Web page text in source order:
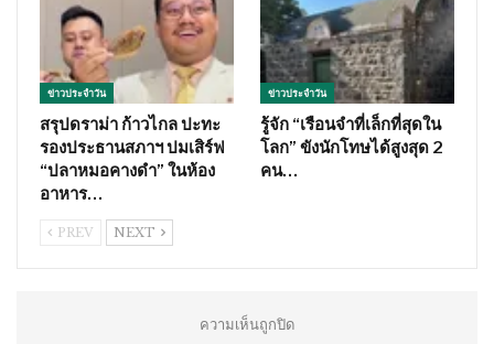
ข่าวประจำวัน
สรุปดราม่า ก้าวไกล ปะทะ
รองประธานสภาฯ ปมเสิร์ฟ
“ปลาหมอคางดำ” ในห้อง
อาหาร…
ข่าวประจำวัน
รู้จัก “เรือนจำที่เล็กที่สุดใน
โลก” ขังนักโทษได้สูงสุด 2
คน…
PREV NEXT
ความเห็นถูกปิด